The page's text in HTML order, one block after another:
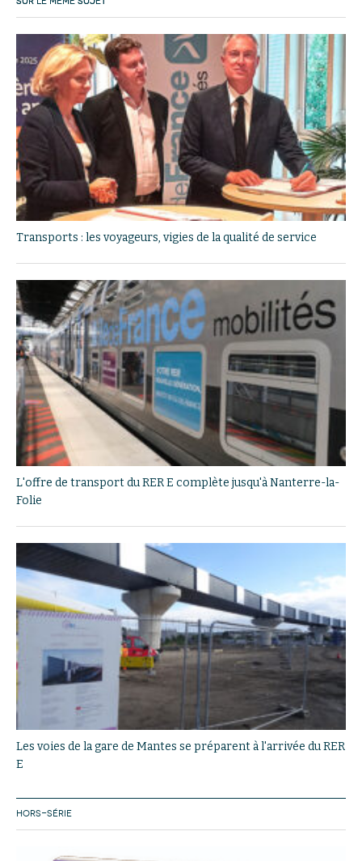
Transports : les voyageurs, vigies de la qualité de service
L'offre de transport du RER E complète jusqu'à Nanterre-la-
Folie
Les voies de la gare de Mantes se préparent à l'arrivée du RER
E
HORS-SÉRIE